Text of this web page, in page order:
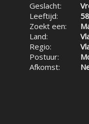
Geslacht:
Leeftijd:
58
Zoekt een:
Land:
Regio:
Postuur:
Afkomst: